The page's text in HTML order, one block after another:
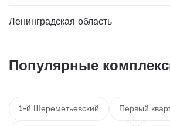
Ленинградская область
Популярные
1-й Шереметьевский Первый